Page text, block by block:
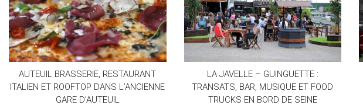
AUTEUIL BRASSERIE, RESTAURANT
ITALIEN ET ROOFTOP DANS L’ANCIENNE
GARE D’AUTEUIL
LA JAVELLE – GUINGUETTE :
TRANSATS, BAR, MUSIQUE ET FOOD
TRUCKS EN BORD DE SEINE